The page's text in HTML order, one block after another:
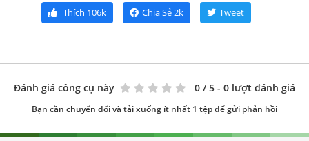
Thích 106k Chia Sẻ2k Tweet
Đánh giá công cụ này 0 / 5 - 0 lượt đánh giá
Bạn cần chuyển đổi và tải xuống ít nhất 1 tệp để gửi phản hồi